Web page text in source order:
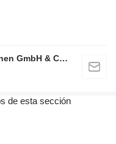
alga Nutzfahrzeug- und Baumaschinen GmbH & Co. KG
de esta sección